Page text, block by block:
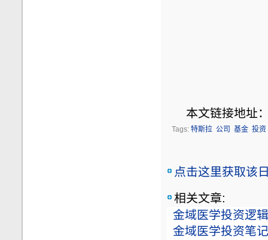
本文链接地址
Tags: 特斯拉 公司 基金 投资
点击这里获取该
相关文章:
金域医学投资逻
金域医学投资笔